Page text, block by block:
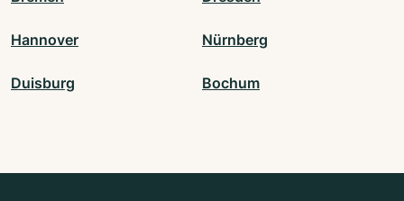
Hannover Nürnberg
Duisburg Bochum